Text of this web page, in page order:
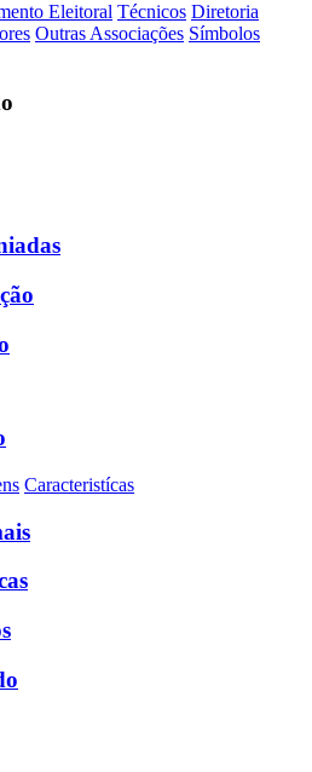
Eleitoral Técnicos Diretoria
Outras Associações Símbolos
Caracteristícas